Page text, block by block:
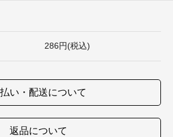
286円(税込)
い・配送について
返品について